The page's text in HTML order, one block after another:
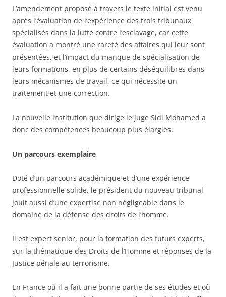
L’amendement proposé à travers le texte initial est venu
après l’évaluation de l’expérience des trois tribunaux
spécialisés dans la lutte contre l’esclavage, car cette
évaluation a montré une rareté des affaires qui leur sont
présentées, et l’impact du manque de spécialisation de
leurs formations, en plus de certains déséquilibres dans
leurs mécanismes de travail, ce qui nécessite un
traitement et une correction.
La nouvelle institution que dirige le juge Sidi Mohamed a
donc des compétences beaucoup plus élargies.
Un parcours exemplaire
Doté d’un parcours académique et d’une expérience
professionnelle solide, le président du nouveau tribunal
jouit aussi d’une expertise non négligeable dans le
domaine de la défense des droits de l’homme.
Il est expert senior, pour la formation des futurs experts,
sur la thématique des Droits de l’Homme et réponses de la
Justice pénale au terrorisme.
En France où il a fait une bonne partie de ses études et où